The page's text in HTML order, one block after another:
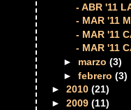
- ABR '11
- MAR '11
- MAR '11
- MAR '11
► marzo(3)
►febrero(3)
►2010(21)
►2009(11)